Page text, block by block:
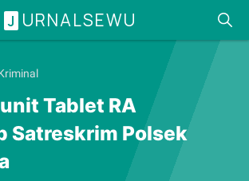
J URNALSEWU
Tablet RA
Satreskrim Polsek